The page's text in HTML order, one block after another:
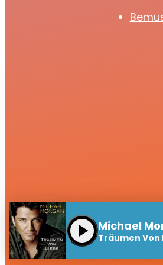
play_arrow Michael
Träumen Von